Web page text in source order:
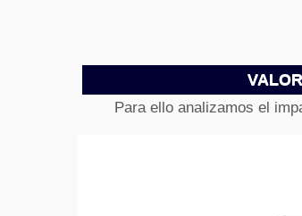
Para ello analizamos el